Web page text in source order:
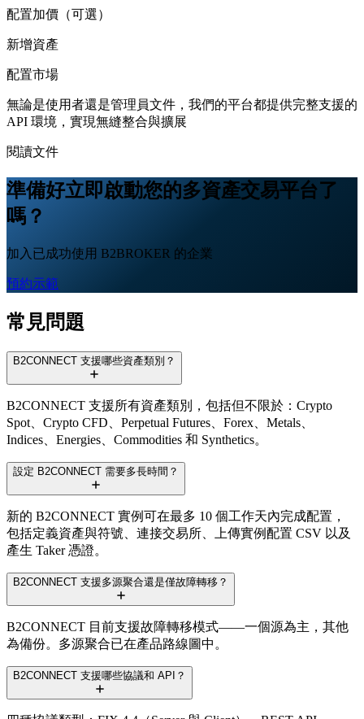
配置加價（可選）
新增資產
配置市場
無論是使用者還是管理員文件，我們的平台都提供完整支援的
API 環境，實現無縫整合與擴展
閱讀文件
準備好立即啟動您的多資產交易平台了
嗎？
加入已成功使用 B2BROKER 的企業
預約示範
常見問題
B2CONNECT 支援哪些資產類別？
B2CONNECT 支援所有資產類別，包括但不限於：Crypto
Spot、Crypto CFD、Perpetual Futures、Forex、Metals、
Indices、Energies、Commodities 和 Synthetics。
設定 B2CONNECT 需要多長時間？
新的 B2CONNECT 實例可在最多 10 個工作天內完成配置，
包括定義資產與符號、連接交易所、上傳實例配置 CSV 以及
產生 Taker 憑證。
B2CONNECT 支援多源聚合還是僅故障轉移？
B2CONNECT 目前支援故障轉移模式——一個源為主，其他
為備份。多源聚合已在產品路線圖中。
B2CONNECT 支援哪些協議和 API？